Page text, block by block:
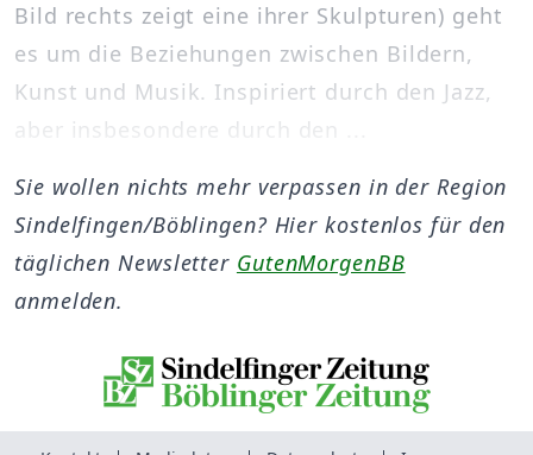
Bild rechts zeigt eine ihrer Skulpturen) geht
es um die Beziehungen zwischen Bildern,
Kunst und Musik. Inspiriert durch den Jazz,
aber insbesondere durch den ...
Sie wollen nichts mehr verpassen in der Region
Sindelfingen/Böblingen? Hier kostenlos für den
täglichen Newsletter GutenMorgenBB
anmelden.